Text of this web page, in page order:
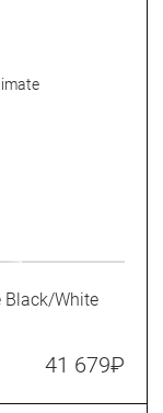
Black/White
41 679₽